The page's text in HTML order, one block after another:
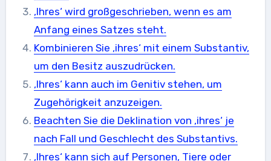
‚Ihres‘ wird großgeschrieben, wenn es am
Anfang eines Satzes steht.
Kombinieren Sie ‚ihres‘ mit einem Substantiv,
um den Besitz auszudrücken.
‚Ihres‘ kann auch im Genitiv stehen, um
Zugehörigkeit anzuzeigen.
Beachten Sie die Deklination von ‚ihres‘ je
nach Fall und Geschlecht des Substantivs.
‚Ihres‘ kann sich auf Personen, Tiere oder